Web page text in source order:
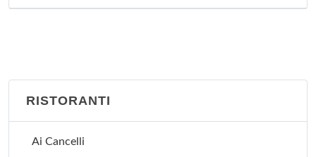
RISTORANTI
Ai Cancelli